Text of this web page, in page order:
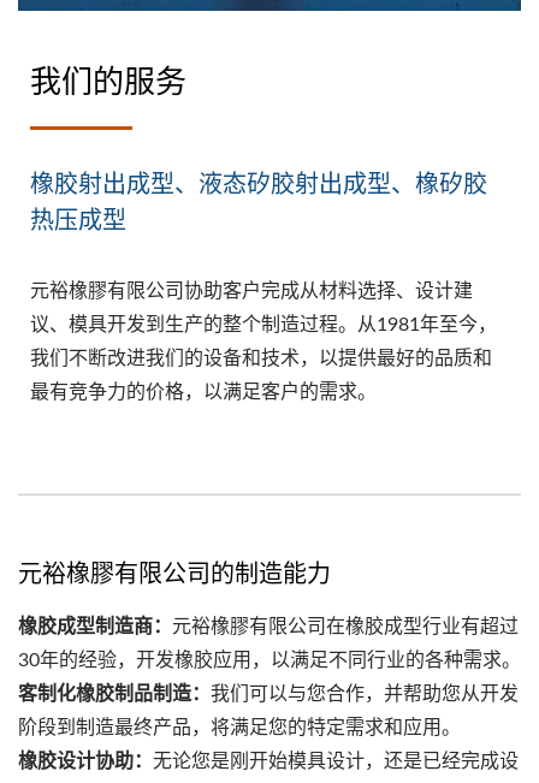
我们的服务
橡胶射出成型、液态矽胶射出成型、橡矽胶
热压成型
元裕橡膠有限公司协助客户完成从材料选择、设计建
议、模具开发到生产的整个制造过程。从1981年至今，
我们不断改进我们的设备和技术，以提供最好的品质和
最有竞争力的价格，以满足客户的需求。
元裕橡膠有限公司的制造能力
橡胶成型制造商： 元裕橡膠有限公司在橡胶成型行业有超过
30年的经验，开发橡胶应用，以满足不同行业的各种需求。
客制化橡胶制品制造： 我们可以与您合作，并帮助您从开发
阶段到制造最终产品，将满足您的特定需求和应用。
橡胶设计协助： 无论您是刚开始模具设计，还是已经完成设